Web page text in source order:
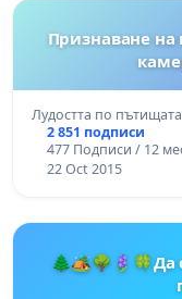
Признаване на
Лудостта по
2 851 подписи
477 Подписи / 12
22 Oct 2015
🌲🏕️🌳🪻🍀Да